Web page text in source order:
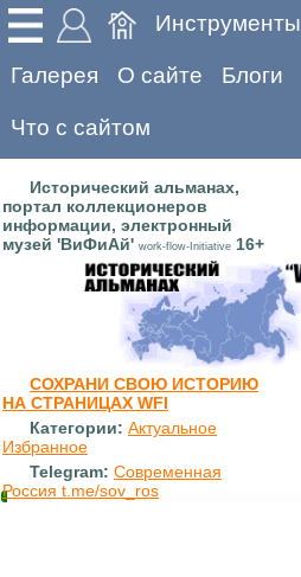
Инструменты
Галерея О сайте Блоги
Что с сайтом
Исторический альманах,
портал коллекционеров
информации, электронный
музей 'ВиФиАй' work-flow-Initiative 16+
СОХРАНИ СВОЮ ИСТОРИЮ
НА СТРАНИЦАХ WFI
Категории: Актуальное
Избранное
Telegram: Современная
Россия t.me/sov_ros